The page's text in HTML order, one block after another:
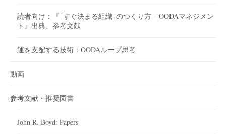
読者向け：『｢すぐ決まる組織｣のつくり方 – OODAマネジメン
ト』出典、参考文献
運を支配する技術：OODAループ思考
動画
参考文献・推奨図書
John R. Boyd: Papers